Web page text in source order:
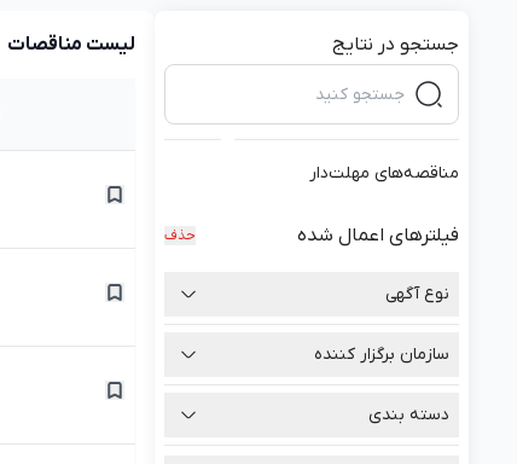
جستجو در نتایج
مناقصه‌های مهلت‌دار
فیلترهای اعمال شده حذف
نوع آگهی
سازمان برگزار کننده
دسته بندی
لیست مناقصات